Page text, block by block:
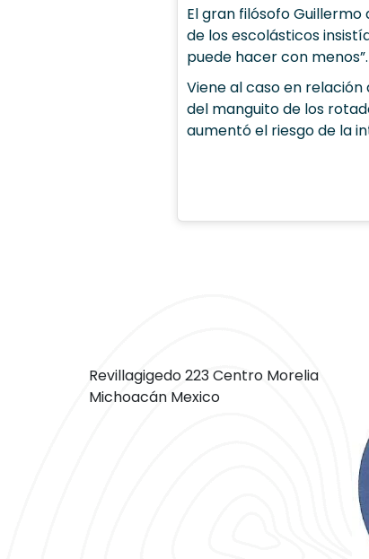
El gran filósofo
de los escolásticos
puede hacer con menos”.
Viene al caso en
del manguito de los
aumentó el riesgo de la
Revillagigedo 223 Centro Morelia
Michoacán Mexico